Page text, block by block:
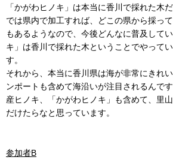
「かがわヒノキ」は本当に香川で採れた木
では県内で加工すれば、どこの県から採っ
もあるようなので、今後どんなに普及して
キ」は香川で採れた木ということでやって
す。
それから、本当に香川県は海が非常にきれ
ンポートも含めて海沿いが注目されるんで
産ヒノキ、「かがわヒノキ」も含めて、里
だけたらなと思っています。
参加者B